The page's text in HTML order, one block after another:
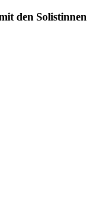
den Solistinnen